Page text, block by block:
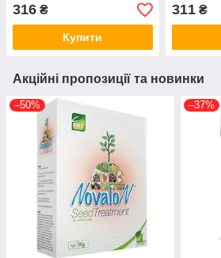
316 ₴
Купити
311₴
Акційні пропозиції та новинки
–50% –37%